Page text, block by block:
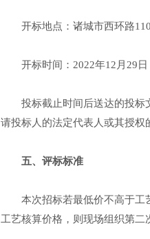
开标地点：诸城市西环路
开标时间：2022年12月29日
投标截止时间后送达的投标
请投标人的法定代表人或其授权
五、评标标准
本次招标若最低价不高于工
工艺核算价格，则现场组织第二